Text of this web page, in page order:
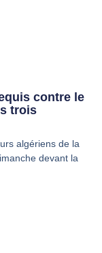
contre le
trois
algériens de la
devant la